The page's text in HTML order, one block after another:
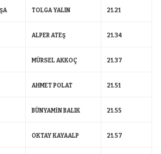
TOLGA YALIN 21.21
ALPER ATEŞ 21.34
MÜRSEL AKKOÇ 21.37
AHMET POLAT 21.51
BÜNYAMİN BALIK 21.55
OKTAY KAYAALP 21.57